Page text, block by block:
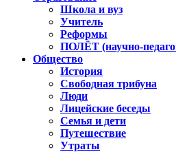
Школа и вуз
Учитель
Реформы
ПОЛЁТ (научно-
Общество
История
Свободная трибуна
Люди
Лицейские беседы
Семья и дети
Путешествие
Утраты